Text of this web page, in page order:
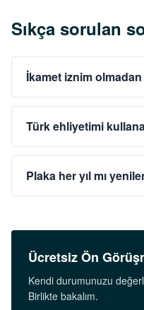
Sıkça sorulan
İkamet iznim
Türk ehliyetimi
Plaka her yıl mı
Ücretsiz Ön
Kendi durumunuzu
Birlikte bakalım.